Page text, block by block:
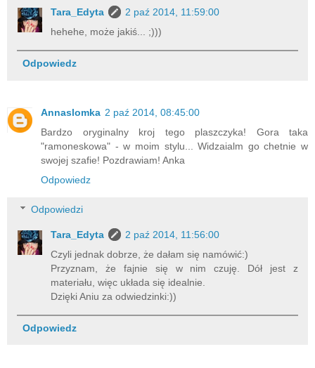
Tara_Edyta
2 paź 2014, 11:59:00
hehehe, może jakiś... ;)))
Odpowiedz
Annaslomka 2 paź 2014, 08:45:00
Bardzo oryginalny kroj tego plaszczyka! Gora taka
"ramoneskowa" - w moim stylu... Widzaialm go chetnie w
swojej szafie! Pozdrawiam! Anka
Odpowiedz
Odpowiedzi
Tara_Edyta
2 paź 2014, 11:56:00
Czyli jednak dobrze, że dałam się namówić:)
Przyznam, że fajnie się w nim czuję. Dół jest z
materiału, więc układa się idealnie.
Dzięki Aniu za odwiedzinki:))
Odpowiedz